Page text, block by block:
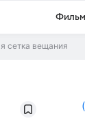
сетка вещания
(